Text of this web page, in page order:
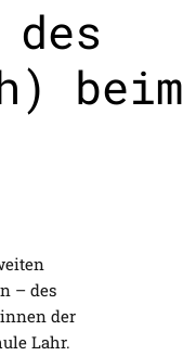
des
beim
– des
der
Lahr.